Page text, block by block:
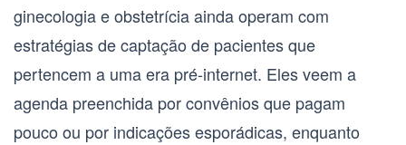
ginecologia e obstetrícia ainda operam com
estratégias de captação de pacientes que
pertencem a uma era pré-internet. Eles veem a
agenda preenchida por convênios que pagam
pouco ou por indicações esporádicas, enquanto